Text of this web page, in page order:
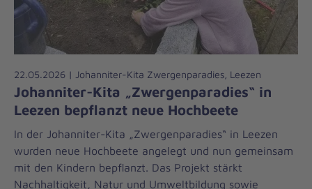
22.05.2026 | Johanniter-Kita Zwergenparadies, Leezen
Johanniter-Kita „Zwergenparadies“ in
Leezen bepflanzt neue Hochbeete
In der Johanniter-Kita „Zwergenparadies“ in Leezen
wurden neue Hochbeete angelegt und nun gemeinsam
mit den Kindern bepflanzt. Das Projekt stärkt
Nachhaltigkeit, Natur und Umweltbildung sowie